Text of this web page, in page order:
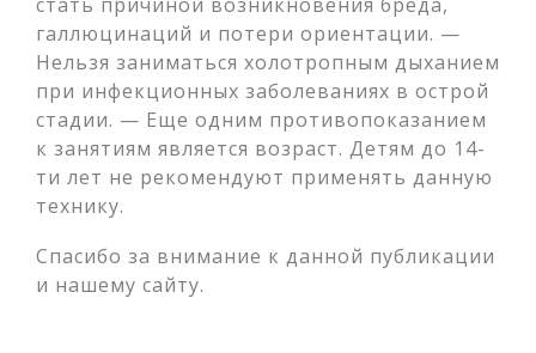
галлюцинаций и потери ориентации. —
Нельзя заниматься холотропным дыханием
при инфекционных заболеваниях в острой
стадии. — Еще одним противопоказанием
к занятиям является возраст. Детям до 14-
ти лет не рекомендуют применять данную
технику.
Спасибо за внимание к данной публикации
и нашему сайту.